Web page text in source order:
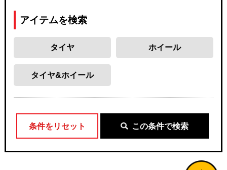
アイテムを検索
タイヤ ホイール
タイヤ&ホイール
条件をリセット この条件で検索